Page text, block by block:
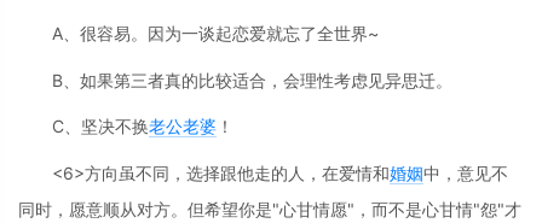
A、很容易。因为一谈起恋爱就忘了全世界~
B、如果第三者真的比较适合，会理性考虑见异思迁。
C、坚决不换老公老婆 ！
<6>方向虽不同，选择跟他走的人，在爱情和婚姻中，意见不
同时，愿意顺从对方。但希望你是"心甘情愿"，而不是心甘情"怨"才